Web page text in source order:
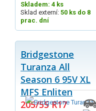
Skladem: 4 ks
Sklad externí: 50 ks do 8
prac. dní
Bridgestone
Turanza All
Season 6 95V XL
MFS Enliten
205/55 R17